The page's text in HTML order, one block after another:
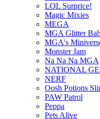
LOL Surprice!
Magic Mixies
MEGA
MGA Glitter
MGA's
Monster Jam
Na Na Na MGA
NATIONAL
NERF
Oosh Potions
PAW Patrol
Peppa
Pets Alive